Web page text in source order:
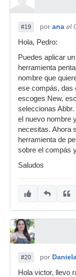
#19 por ana el
Hola, Pedro:
Puedes aplicar
herramienta
nombre que
ese compás, das
escoges New,
seleccionas
el nuevo nombre
necesitas. Ahora
herramienta de
sobre el compás
Saludos
#20 por
Hola victor, llevo